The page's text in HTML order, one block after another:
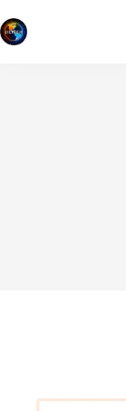
al
contenido